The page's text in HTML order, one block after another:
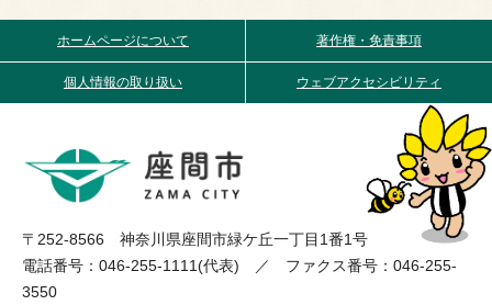
ホームページについて 著作権・免責事項
個人情報の取り扱い ウェブアクセシビリティ
〒252-8566 神奈川県座間市緑ケ丘一丁目1番1号
電話番号：046-255-1111(代表) ／ ファクス番号：046-255-
3550